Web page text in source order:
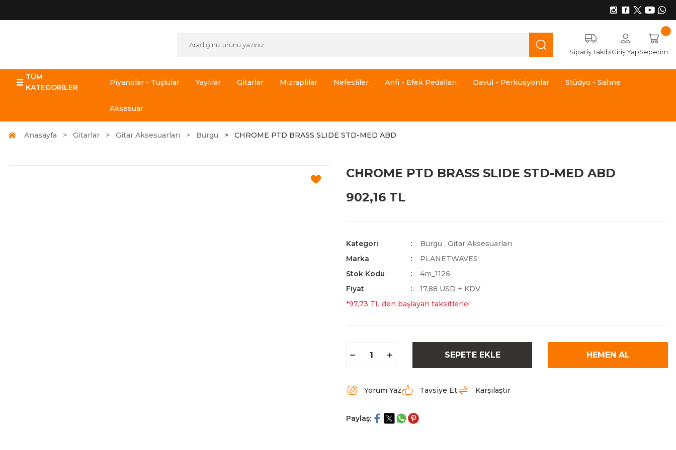
Sipariş TakibiGiriş YapSepetim
TÜM
KATEGORİLER
Piyanolar - Tuşlular Yaylılar Gitarlar Mızraplılar Nefesliler Anfi - Efek Pedalları Davul - Perküsyonlar Stüdyo - Sahne
Aksesuar
Anasayfa Gitarlar Gitar Aksesuarları Burgu CHROME PTD BRASS SLIDE STD-MED ABD
CHROME PTD BRASS SLIDE STD-MED ABD
902,16 TL
Kategori Burgu , Gitar Aksesuarları
Marka
PLANETWAVES
Stok Kodu
4m_1126
Fiyat
17,88 USD + KDV
*97,73 TL den başlayan taksitlerle!
SEPETE EKLE HEMEN AL
Yorum Yaz Tavsiye Et Karşılaştır
Paylaş: